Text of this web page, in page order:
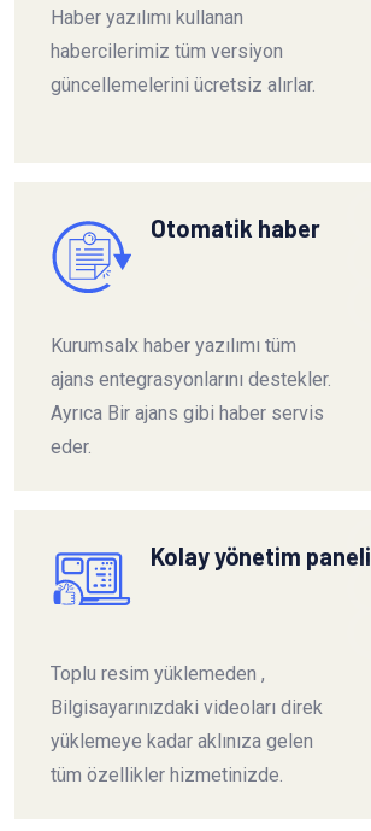
Haber yazılımı kullanan
habercilerimiz tüm versiyon
güncellemelerini ücretsiz alırlar.
Otomatik haber
Kurumsalx haber yazılımı tüm
ajans entegrasyonlarını destekler.
Ayrıca Bir ajans gibi haber servis
eder.
Kolay yönetim paneli
Toplu resim yüklemeden ,
Bilgisayarınızdaki videoları direk
yüklemeye kadar aklınıza gelen
tüm özellikler hizmetinizde.